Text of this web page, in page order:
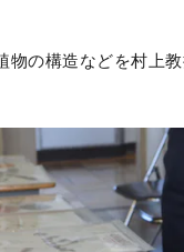
物の構造などを村上